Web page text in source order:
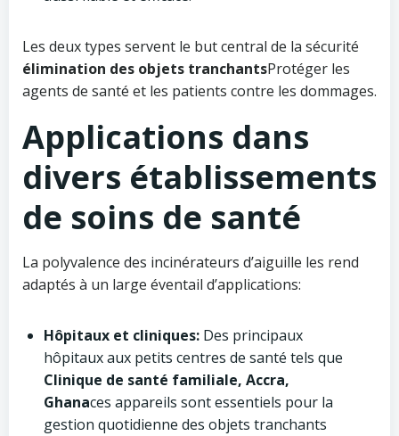
Les deux types servent le but central de la sécurité
élimination des objets tranchantsProtéger les
agents de santé et les patients contre les dommages.
Applications dans
divers établissements
de soins de santé
La polyvalence des incinérateurs d’aiguille les rend
adaptés à un large éventail d’applications:
Hôpitaux et cliniques: Des principaux
hôpitaux aux petits centres de santé tels que
Clinique de santé familiale, Accra,
Ghanaces appareils sont essentiels pour la
gestion quotidienne des objets tranchants